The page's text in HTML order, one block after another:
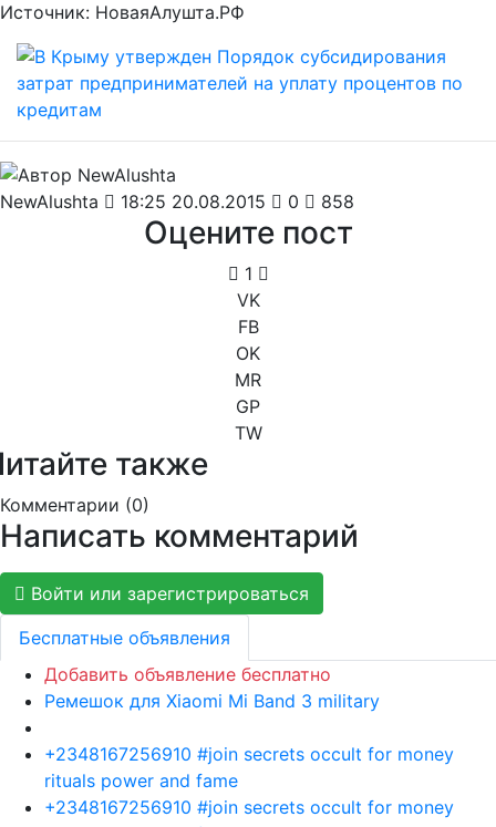
Источник: НоваяАлушта.РФ
NewAlushta 18:25 20.08.2015 0 858
Оцените пост
1
VK
FB
OK
MR
GP
TW
также
Комментарии (0)
Написать комментарий
Войти или зарегистрироваться
Бесплатные объявления
Добавить объявление бесплатно
Ремешок для Xiaomi Mi Band 3 military
+2348167256910 #join secrets occult for money
rituals power and fame
+2348167256910 #join secrets occult for money